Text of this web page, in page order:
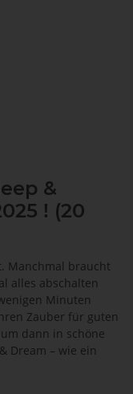
&
! (20
Manchmal braucht
alles abschalten
Minuten
Zauber für guten
dann in schöne
Dream – wie ein